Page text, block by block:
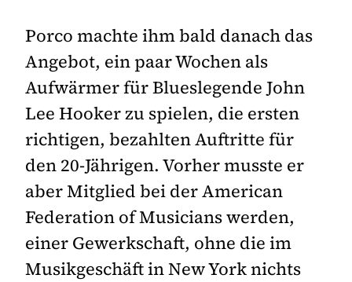
Porco machte ihm bald danach das
Angebot, ein paar Wochen als
Aufwärmer für Blueslegende John
Lee Hooker zu spielen, die ersten
richtigen, bezahlten Auftritte für
den 20-Jährigen. Vorher musste er
aber Mitglied bei der American
Federation of Musicians werden,
einer Gewerkschaft, ohne die im
Musikgeschäft in New York nichts